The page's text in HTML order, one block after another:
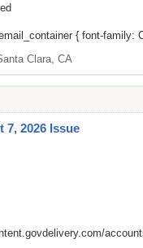
{ font-
Clara, CA
7, 2026 Issue